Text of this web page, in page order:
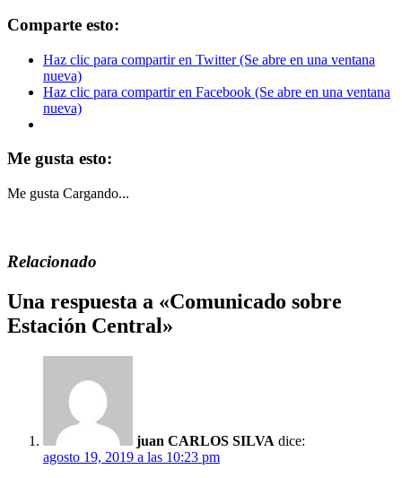
Comparte esto:
Haz clic para compartir en Twitter (Se abre en una ventana
nueva)
Haz clic para compartir en Facebook (Se abre en una ventana
nueva)
Me gusta esto:
Me gusta Cargando...
Relacionado
Una respuesta a «Comunicado sobre
Estación Central»
juan CARLOS SILVA dice:
agosto 19, 2019 a las 10:23 pm